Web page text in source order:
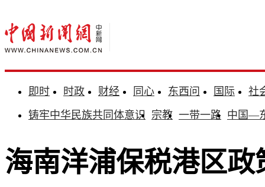
即时 时政 财经 同心 东西问 国际
社
铸牢中华民族共同体意识 宗教 一带一路 中国—
海南洋浦保税港区